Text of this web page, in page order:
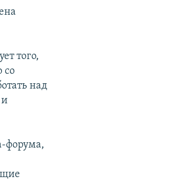
того,
со
над
и
форума,